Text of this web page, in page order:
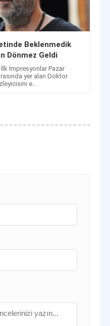
Beklenmedik
Dönmez Geldi
İmpresyonlar Pazar
yer alan Doktor
e...